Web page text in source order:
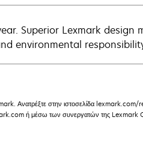
Superior Lexmark design
environmental
Ανατρέξτε στην ιστοσελίδα
ή μέσω των συνεργατών της